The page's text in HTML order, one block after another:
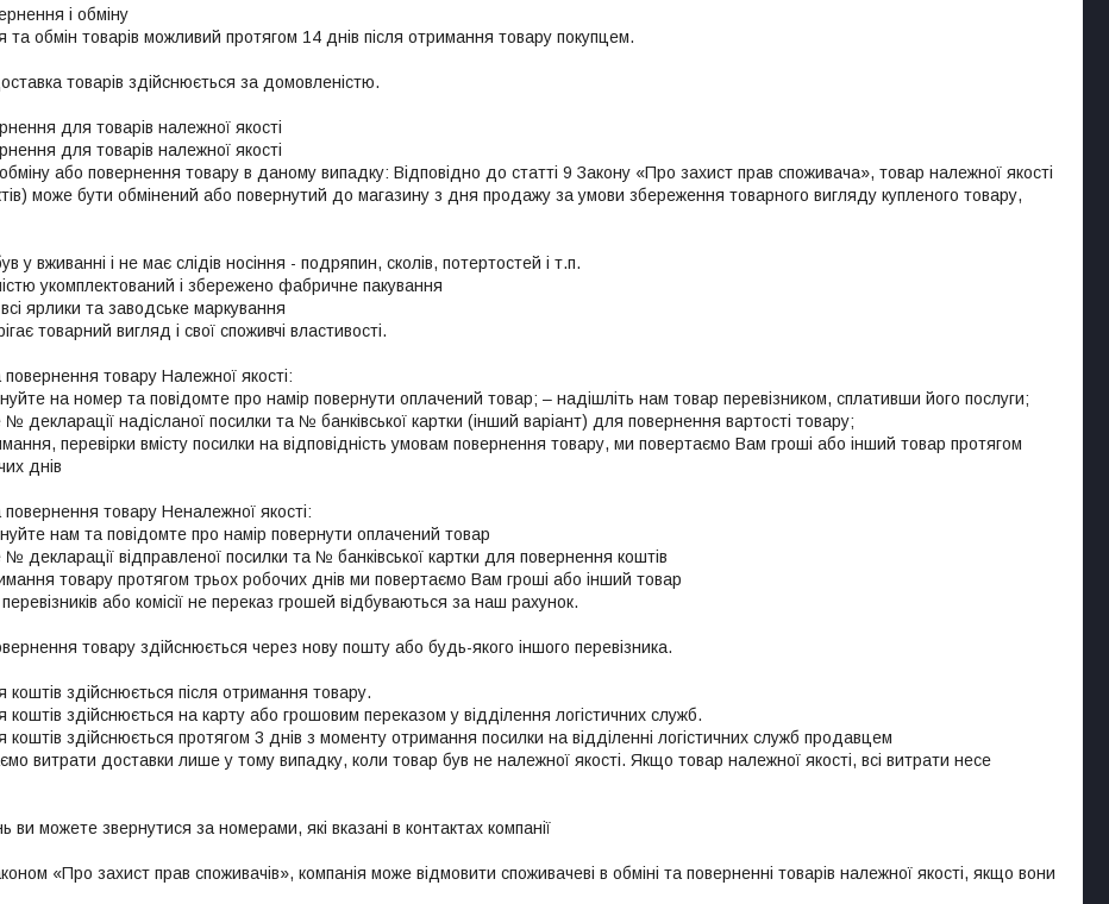
і обміну
та обмін товарів можливий протягом 14 днів після отримання товару покупцем.
товарів здійснюється за домовленістю.
для товарів належної якості
для товарів належної якості
або повернення товару в даному випадку: Відповідно до статті 9 Закону «Про захист прав споживача», товар належної якості
може бути обмінений або повернутий до магазину з дня продажу за умови збереження товарного вигляду купленого товару,
у вживанні і не має слідів носіння - подряпин, сколів, потертостей і т.п.
укомплектований і збережено фабричне пакування
ярлики та заводське маркування
товарний вигляд і свої споживчі властивості.
товару Належної якості:
на номер та повідомте про намір повернути оплачений товар; – надішліть нам товар перевізником, сплативши його послуги;
№ декларації надісланої посилки та № банківської картки (інший варіант) для повернення вартості товару;
перевірки вмісту посилки на відповідність умовам повернення товару, ми повертаємо Вам гроші або інший товар протягом
днів
товару Неналежної якості:
перевізників або комісії не переказ грошей відбуваються за наш рахунок.
товару здійснюється через нову пошту або будь-якого іншого перевізника.
коштів здійснюється після отримання товару.
коштів здійснюється на карту або грошовим переказом у відділення логістичних служб.
коштів здійснюється протягом 3 днів з моменту отримання посилки на відділенні логістичних служб продавцем
витрати доставки лише у тому випадку, коли товар був не належної якості. Якщо товар належної якості, всі витрати несе
ви можете звернутися за номерами, які вказані в контактах компанії
«Про захист прав споживачів», компанія може відмовити споживачеві в обміні та поверненні товарів належної якості, якщо вони